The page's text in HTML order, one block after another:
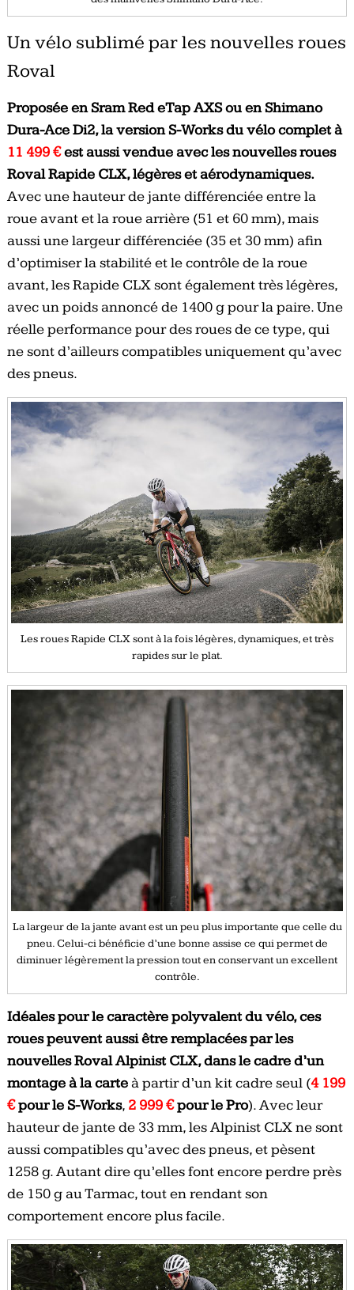
Un vélo sublimé par les nouvelles roues
Roval
Proposée en Sram Red eTap AXS ou en Shimano
Dura-Ace Di2, la version S-Works du vélo complet à
11 499 €est aussi vendue avec les nouvelles roues
Roval Rapide CLX, légères et aérodynamiques.
Avec une hauteur de jante différenciée entre la
roue avant et la roue arrière (51 et 60 mm), mais
aussi une largeur différenciée (35 et 30 mm) afin
d’optimiser la stabilité et le contrôle de la roue
avant, les Rapide CLX sont également très légères,
avec un poids annoncé de 1400 g pour la paire. Une
réelle performance pour des roues de ce type, qui
ne sont d’ailleurs compatibles uniquement qu’avec
des pneus.
Les roues Rapide CLX sont à la fois légères, dynamiques, et très
rapides sur le plat.
La largeur de la jante avant est un peu plus importante que celle du
pneu. Celui-ci bénéficie d’une bonne assise ce qui permet de
diminuer légèrement la pression tout en conservant un excellent
contrôle.
Idéales pour le caractère polyvalent du vélo, ces
roues peuvent aussi être remplacées par les
nouvelles Roval Alpinist CLX, dans le cadre d’un
montage à la carteà partir d’un kit cadre seul (4 199
€pour le S-Works, 2 999 €pour le Pro). Avec leur
hauteur de jante de 33 mm, les Alpinist CLX ne sont
aussi compatibles qu’avec des pneus, et pèsent
1258 g. Autant dire qu’elles font encore perdre près
de 150 g au Tarmac, tout en rendant son
comportement encore plus facile.